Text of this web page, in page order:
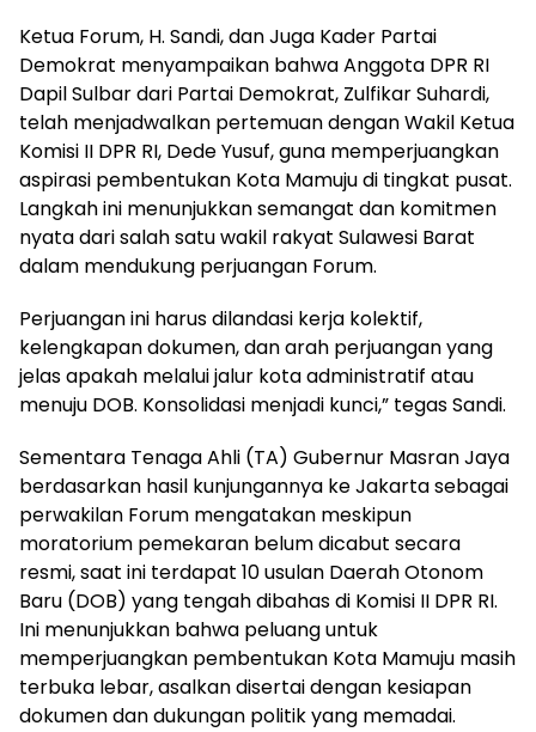
Ketua Forum, H. Sandi, dan Juga Kader Partai
Demokrat menyampaikan bahwa Anggota DPR RI
Dapil Sulbar dari Partai Demokrat, Zulfikar Suhardi,
telah menjadwalkan pertemuan dengan Wakil Ketua
Komisi II DPR RI, Dede Yusuf, guna memperjuangkan
aspirasi pembentukan Kota Mamuju di tingkat pusat.
Langkah ini menunjukkan semangat dan komitmen
nyata dari salah satu wakil rakyat Sulawesi Barat
dalam mendukung perjuangan Forum.
Perjuangan ini harus dilandasi kerja kolektif,
kelengkapan dokumen, dan arah perjuangan yang
jelas apakah melalui jalur kota administratif atau
menuju DOB. Konsolidasi menjadi kunci,” tegas Sandi.
Sementara Tenaga Ahli (TA) Gubernur Masran Jaya
berdasarkan hasil kunjungannya ke Jakarta sebagai
perwakilan Forum mengatakan meskipun
moratorium pemekaran belum dicabut secara
resmi, saat ini terdapat 10 usulan Daerah Otonom
Baru (DOB) yang tengah dibahas di Komisi II DPR RI.
Ini menunjukkan bahwa peluang untuk
memperjuangkan pembentukan Kota Mamuju masih
terbuka lebar, asalkan disertai dengan kesiapan
dokumen dan dukungan politik yang memadai.